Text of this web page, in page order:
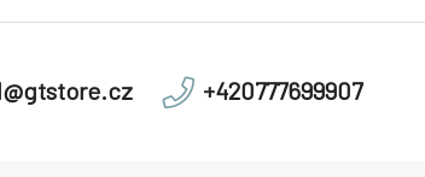
+420777699907